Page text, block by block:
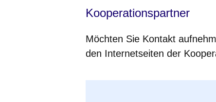
Kooperationspartner
Möchten Sie Kontakt
den Internetseiten der